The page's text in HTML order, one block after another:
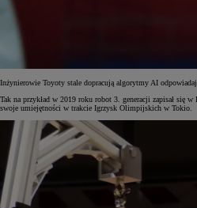
Inżynierowie Toyoty stale dopracują algorytmy AI
Tak na przykład w 2019 roku robot 3. generacji zapisał się
swoje umiejętności w trakcie Igrzysk Olimpijskich w Tokio.